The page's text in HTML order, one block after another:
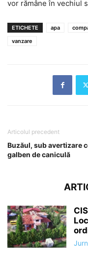
vor rămâne în vechiul
ETICHETE apa
vanzare
Articolul precedent
Buzăul, sub avertizare
galben de caniculă